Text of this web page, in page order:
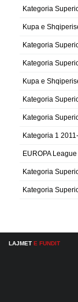
Kategoria
Kupa e
Kategoria
Kategoria
Kupa e
Kategoria
Kategoria
Kategoria 1
EUROPA
Kategoria
Kategoria
LAJMET E FUNDIT